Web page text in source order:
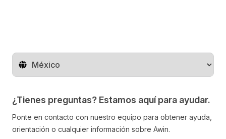
Cambiar de región
¿Tienes preguntas? Estamos aquí para ayudar.
Ponte en contacto con nuestro equipo para obtener ayuda,
orientación o cualquier información sobre Awin.